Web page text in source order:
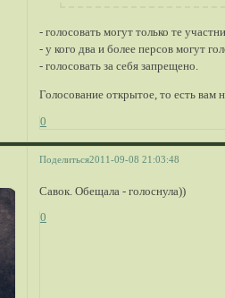
- голосовать могут только те
- у кого два и более персов могут
- голосовать за себя запрещено.
Голосование открытое, то есть вам
0
Поделиться2011-09-08 21:03:48
Савок. Обещала - голоснула))
0